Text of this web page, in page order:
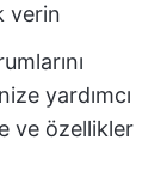
verin
yardımcı
ve özellikler